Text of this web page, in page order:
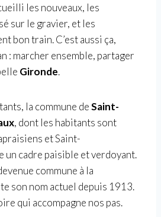
les nouveaux, les
sur le gravier, et les
bon train. C’est aussi ça,
: marcher ensemble, partager
Gironde.
la commune deSaint-
, dont les habitants sont
et Saint-
un cadre paisible et verdoyant.
commune à la
son nom actuel depuis 1913.
qui accompagne nos pas.